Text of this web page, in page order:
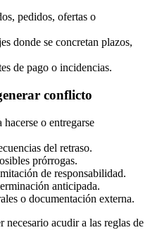
pedidos, ofertas o
donde se concretan plazos,
de pago o incidencias.
conflicto
o entregarse
del retraso.
prórrogas.
de responsabilidad.
anticipada.
o documentación externa.
necesario acudir a las reglas de